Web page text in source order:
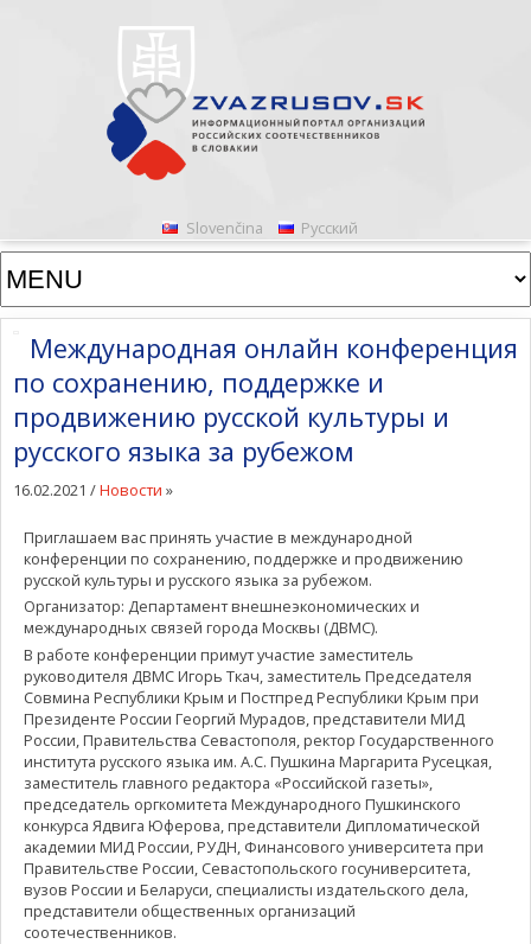
Slovenčina Русский
Mеждународная онлайн конференция
по сохранению, поддержке и
продвижению русской культуры и
русского языка за рубежом
16.02.2021 /Новости »
Приглашаем вас принять участие в международной
конференции по сохранению, поддержке и продвижению
русской культуры и русского языка за рубежом.
Организатор: Департамент внешнеэкономических и
международных связей города Москвы (ДВМС).
В работе конференции примут участие заместитель
руководителя ДВМС Игорь Ткач, заместитель Председателя
Совмина Республики Крым и Постпред Республики Крым при
Президенте России Георгий Мурадов, представители МИД
России, Правительства Севастополя, ректор Государственного
института русского языка им. А.С. Пушкина Маргарита Русецкая,
заместитель главного редактора «Российской газеты»,
председатель оргкомитета Международного Пушкинского
конкурса Ядвига Юферова, представители Дипломатической
академии МИД России, РУДН, Финансового университета при
Правительстве России, Севастопольского госуниверситета,
вузов России и Беларуси, специалисты издательского дела,
представители общественных организаций
соотечественников.